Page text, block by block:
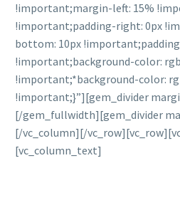
!important;margin-left: 15%
!important;padding-right: 0px
bottom: 10px
!important;background-color:
!important;*background-color:
!important;}”][gem_divider
[/gem_fullwidth][gem_divider
[/vc_column][/
[vc_column_text]